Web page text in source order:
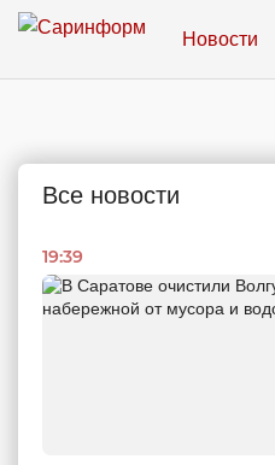
Новости
Все новости
19:39